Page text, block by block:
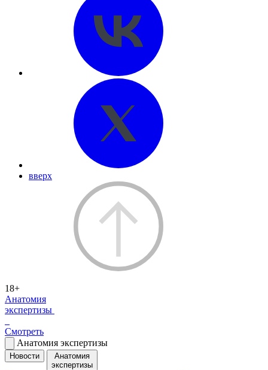
вверх
18+
Анатомия
экспертизы
Смотреть
Анатомия экспертизы
Новости
Анатомия
экспертизы